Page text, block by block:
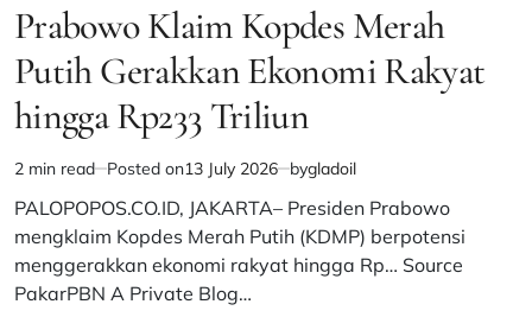
IN
Prabowo Klaim Kopdes Merah
Putih Gerakkan Ekonomi Rakyat
hingga Rp233 Triliun
Estimated
read
time
2 min read Posted on13 July 2026 bygladoil
PALOPOPOS.CO.ID, JAKARTA– Presiden Prabowo
mengklaim Kopdes Merah Putih (KDMP) berpotensi
menggerakkan ekonomi rakyat hingga Rp… Source
PakarPBN A Private Blog…